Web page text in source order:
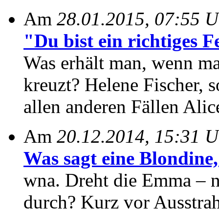
Am 28.01.2015, 07:55
"Du bist ein richtiges
Was erhält man, wenn
kreuzt? Helene Fischer,
allen anderen Fällen
Am 20.12.2014, 15:31
Was sagt eine
wna. Dreht die Emma –
durch? Kurz vor